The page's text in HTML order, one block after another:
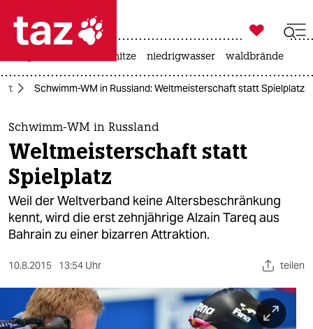
 taz zahl ich
taz zahl ich
themen
politik
öko
gesellschaft
sport
berlin

taz zahl ich
hitze niedrigwasser waldbrände
Schwimm-WM in Russland: Weltmeisterschaft statt Spielplatz
Schwimm-WM in Russland
Weltmeisterschaft statt
Spielplatz
Weil der Weltverband keine Altersbeschränkung
kennt, wird die erst zehnjährige Alzain Tareq aus
Bahrain zu einer bizarren Attraktion.
10.8.2015 13:54 Uhr teilen